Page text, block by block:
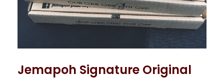
Jemapoh Signature Original